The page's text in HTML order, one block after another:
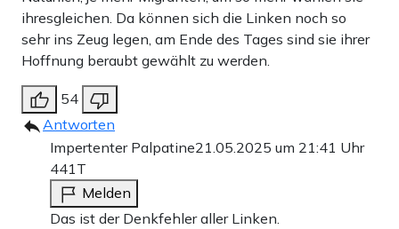
ihresgleichen. Da können sich die Linken noch so
sehr ins Zeug legen, am Ende des Tages sind sie ihrer
Hoffnung beraubt gewählt zu werden.
54
Antworten
Impertenter Palpatine21.05.2025 um 21:41 Uhr
441T
Melden
Das ist der Denkfehler aller Linken.